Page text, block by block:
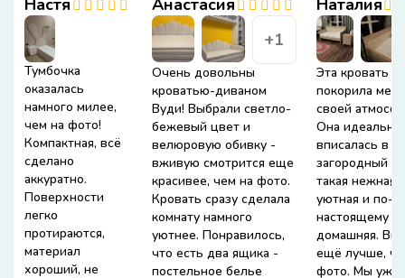
Настя
Тумбочка
оказалась
намного милее,
чем на фото!
Компактная, всё
сделано
аккуратно.
Поверхности
легко
протираются,
материал
хороший, не
Анастасия
+1
Очень довольны
кроватью-диваном
Вуди! Выбрали светло-
бежевый цвет и
велюровую обивку -
вживую смотрится еще
красивее, чем на фото.
Кровать сразу сделала
комнату намного
уютнее. Понравилось,
что есть два ящика -
постельное белье
Наталия
Эта кровать
покорила меня
своей
Она идеально
вписалась в
загородный
такая нежная,
уютная и по-
настоящему
домашняя.
ещё лучше,
фото. Мы уже